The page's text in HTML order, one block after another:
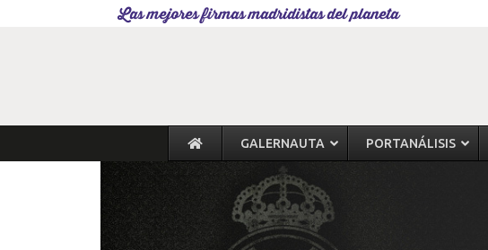
Las mejores firmas madridistas del planeta
GALERNAUTA PORTANÁLISIS